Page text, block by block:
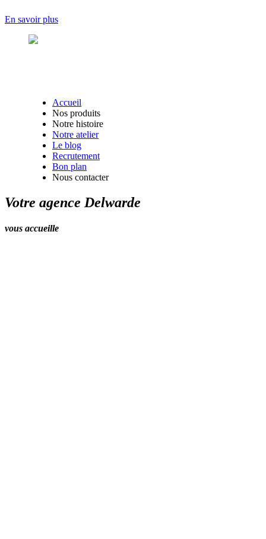
En savoir plus
Accueil
Nos produits
Notre histoire
Notre atelier
Le blog
Recrutement
Bon plan
Nous contacter
Votre agence Delwarde
vous accueille